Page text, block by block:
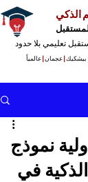
تعليمي بلا حدود
بيشكيك عجمان |عالمياً
نموذج
في